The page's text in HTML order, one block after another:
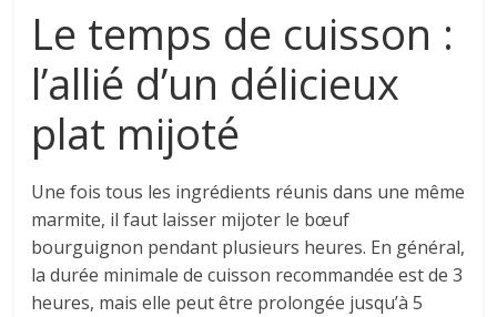
Le temps de cuisson :
l’allié d’un délicieux
plat mijoté
Une fois tous les ingrédients réunis dans une même
marmite, il faut laisser mijoter le bœuf
bourguignon pendant plusieurs heures. En général,
la durée minimale de cuisson recommandée est de 3
heures, mais elle peut être prolongée jusqu’à 5